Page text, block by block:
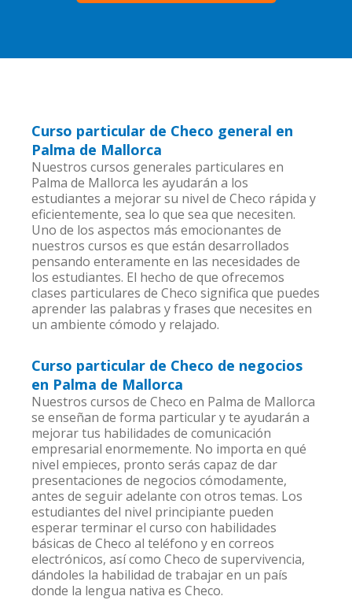
Curso particular de Checo general en
Palma de Mallorca
Nuestros cursos generales particulares en
Palma de Mallorca les ayudarán a los
estudiantes a mejorar su nivel de Checo rápida y
eficientemente, sea lo que sea que necesiten.
Uno de los aspectos más emocionantes de
nuestros cursos es que están desarrollados
pensando enteramente en las necesidades de
los estudiantes. El hecho de que ofrecemos
clases particulares de Checo significa que puedes
aprender las palabras y frases que necesites en
un ambiente cómodo y relajado.
Curso particular de Checo de negocios
en Palma de Mallorca
Nuestros cursos de Checo en Palma de Mallorca
se enseñan de forma particular y te ayudarán a
mejorar tus habilidades de comunicación
empresarial enormemente. No importa en qué
nivel empieces, pronto serás capaz de dar
presentaciones de negocios cómodamente,
antes de seguir adelante con otros temas. Los
estudiantes del nivel principiante pueden
esperar terminar el curso con habilidades
básicas de Checo al teléfono y en correos
electrónicos, así como Checo de supervivencia,
dándoles la habilidad de trabajar en un país
donde la lengua nativa es Checo.